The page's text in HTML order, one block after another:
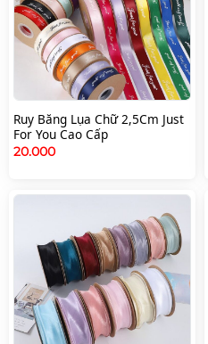
Ruy Băng Lụa Chữ 2,5Cm Just
For You Cao Cấp
20.000